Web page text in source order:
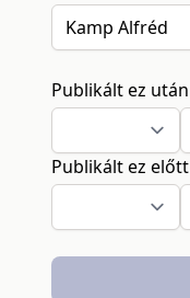
Publikált ez után
Publikált ez előtt